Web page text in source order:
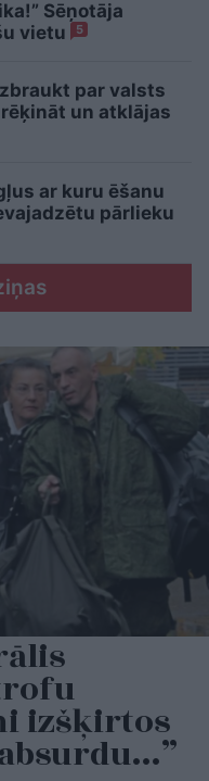
Sēņotāja
vietu
5
par valsts
un atklājas
ar kuru ēšanu
pārlieku
izšķirtos